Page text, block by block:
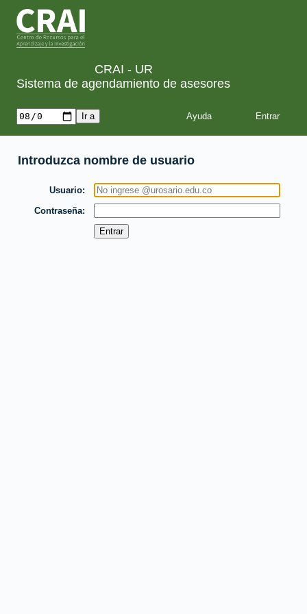
CRAI - UR
Sistema de agendamiento de asesores
Ayuda
Introduzca nombre de usuario
Usuario
Contraseña